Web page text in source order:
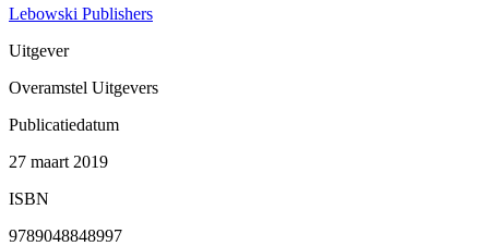
Lebowski Publishers
Uitgever
Overamstel Uitgevers
Publicatiedatum
27 maart 2019
ISBN
9789048848997